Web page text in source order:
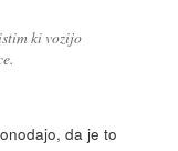
ki vozijo
da je to